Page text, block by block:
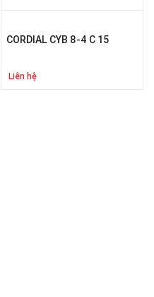
CORDIAL CYB 8-4 C 15
Liên hệ